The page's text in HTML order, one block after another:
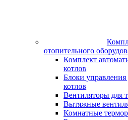
отопительного
Комплект
котлов
Блоки
котлов
Вентиляторы для
Вытяжные
Комнатные